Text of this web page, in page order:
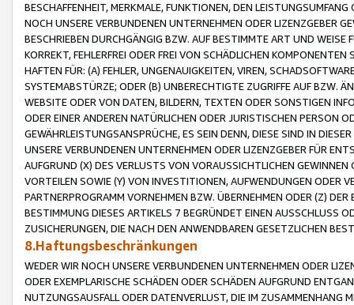
BESCHAFFENHEIT, MERKMALE, FUNKTIONEN, DEN
NOCH UNSERE VERBUNDENEN UNTERNEHMEN ODER LIZENZGEBER
BESCHRIEBEN DURCHGÄNGIG BZW. AUF BESTIMMTE ART UND
KORREKT, FEHLERFREI ODER FREI VON SCHÄDLICHEN
HAFTEN FÜR: (A) FEHLER, UNGENAUIGKEITEN, VIREN,
SYSTEMABSTÜRZE; ODER (B) UNBERECHTIGTE ZUGRIFFE AUF BZW.
WEBSITE ODER VON DATEN, BILDERN, TEXTEN ODER SONSTIGEN
ODER EINER ANDEREN NATÜRLICHEN ODER JURISTISCHEN PERSON
GEWÄHRLEISTUNGSANSPRÜCHE, ES SEIN DENN, DIESE SIND IN
UNSERE VERBUNDENEN UNTERNEHMEN ODER LIZENZGEBER FÜR
AUFGRUND (X) DES VERLUSTS VON VORAUSSICHTLICHEN
VORTEILEN SOWIE (Y) VON INVESTITIONEN, AUFWENDUNGEN ODER
PARTNERPROGRAMM VORNEHMEN BZW. ÜBERNEHMEN ODER (Z)
BESTIMMUNG DIESES ARTIKELS 7 BEGRÜNDET EINEN AUSSCHLUSS
ZUSICHERUNGEN, DIE NACH DEN ANWENDBAREN GESETZLICHEN
8.Haftungsbeschränkungen
WEDER WIR NOCH UNSERE VERBUNDENEN UNTERNEHMEN ODER
ODER EXEMPLARISCHE SCHÄDEN ODER SCHÄDEN AUFGRUND
NUTZUNGSAUSFALL ODER DATENVERLUST, DIE IM ZUSAMMENHANG